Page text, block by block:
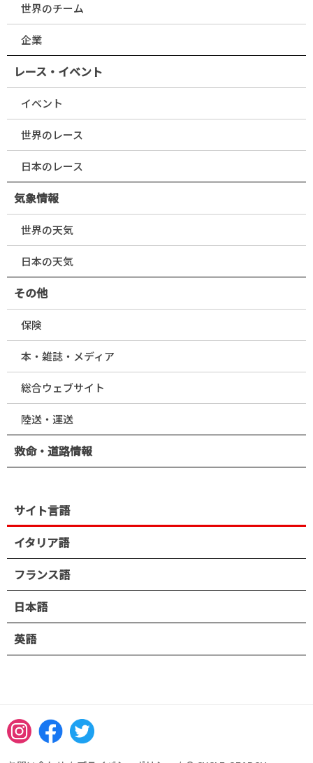
世界のチーム
企業
レース・イベント
イベント
世界のレース
日本のレース
気象情報
世界の天気
日本の天気
その他
保険
本・雑誌・メディア
総合ウェブサイト
陸送・運送
救命・道路情報
サイト言語
イタリア語
フランス語
日本語
英語
InstagramFacebookTwitter